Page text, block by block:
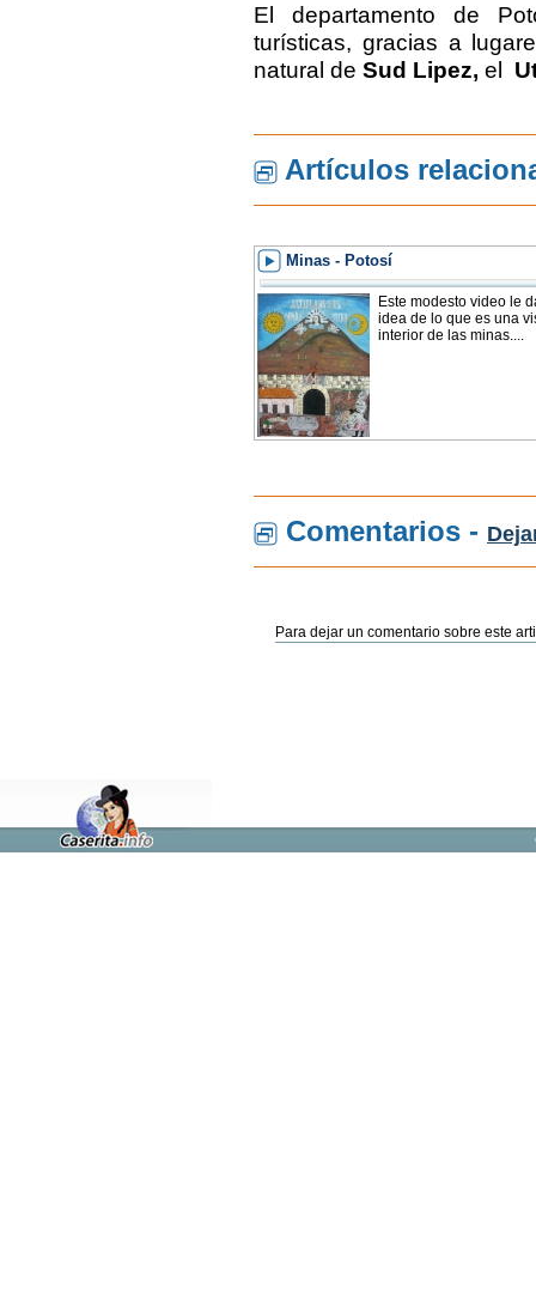
El departamento de
turísticas, gracias a
natural de Sud Lipez, el
Artículos
Minas - Potosí
Este modesto video le
idea de lo que es una
interior de las minas....
Comentarios -
Para dejar un comentario sobre este